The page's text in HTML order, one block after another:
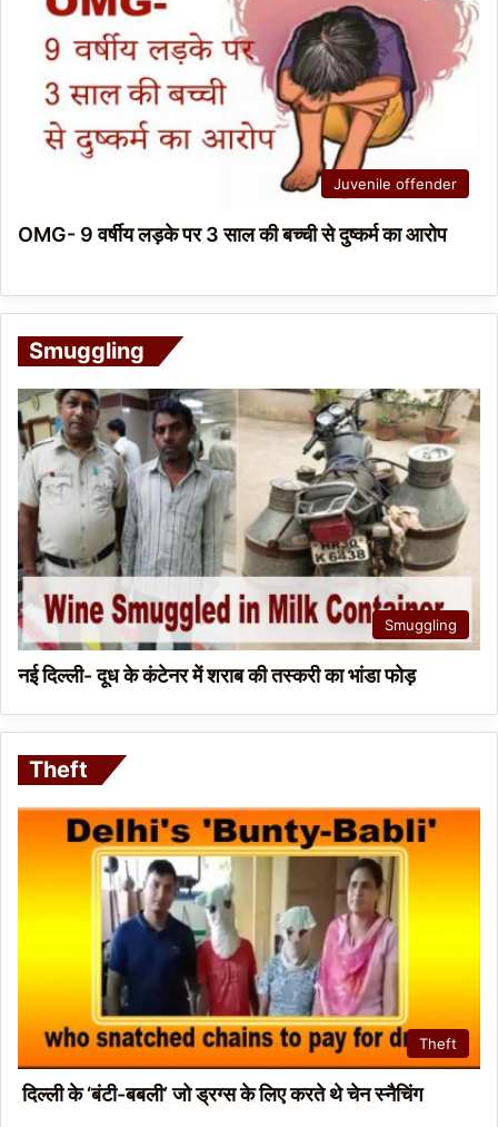
Juvenile offender
OMG- 9 वर्षीय लड़के पर 3 साल की बच्ची से दुष्कर्म का आरोप
Smuggling
Smuggling
नई दिल्ली- दूध के कंटेनर में शराब की तस्करी का भांडा फोड़
Theft
Theft
दिल्ली के ‘बंटी-बबली’ जो ड्रग्स के लिए करते थे चेन स्नैचिंग